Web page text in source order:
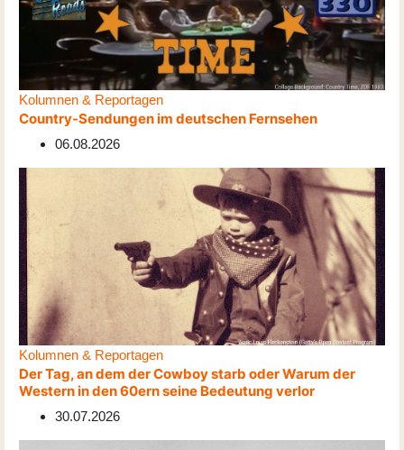
Kolumnen & Reportagen
Country-Sendungen im deutschen Fernsehen
06.08.2026
Kolumnen & Reportagen
Der Tag, an dem der Cowboy starb oder Warum der
Western in den 60ern seine Bedeutung verlor
30.07.2026